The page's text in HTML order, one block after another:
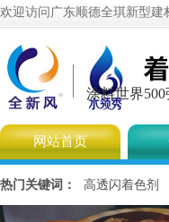
欢迎访问广东顺德全琪新型建
涂料世界
网站首页
热门关键词： 高透闪着色剂